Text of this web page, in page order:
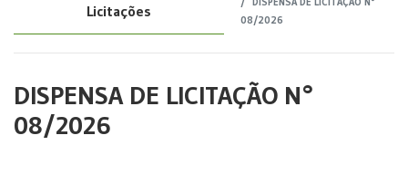
Licitações
08/2026
DISPENSA DE LICITAÇÃO N°
08/2026